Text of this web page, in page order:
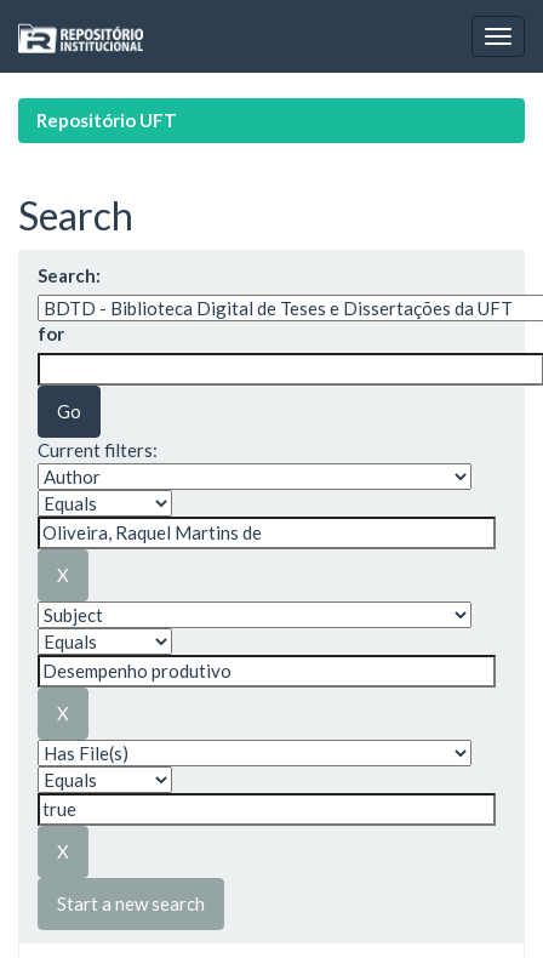
navigation
Repositório UFT
Search
Search:
for
Current filters:
Start a new search